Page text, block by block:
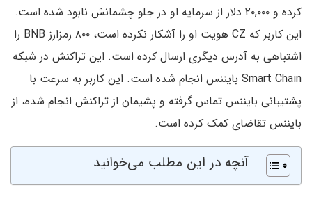
کرده و ۲۰,۰۰۰ دلار از سرمایه او در جلو چشمانش نابود شده است.
این کاربر که CZ هویت او را آشکار نکرده است، ۸۰۰ رمزارز BNB را
اشتباهی به آدرس دیگری ارسال کرده است. این تراکنش در شبکه
Smart Chain بایننس انجام شده است. این کاربر به سرعت با
پشتیبانی بایننس تماس گرفته و پشیمان از تراکنش انجام شده، از
بایننس تقاضای کمک کرده است.
آنچه در این مطلب می‌خوانید